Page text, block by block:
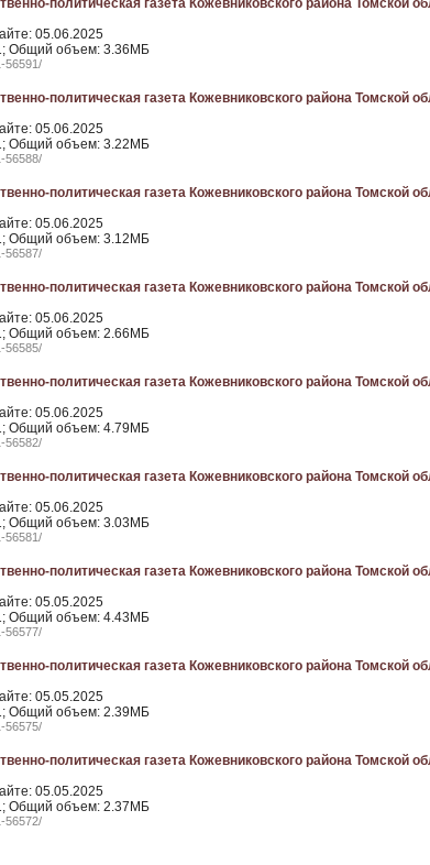
политическая газета Кожевниковского района Томской
05.06.2025
Общий объем: 3.36МБ
56591/
политическая газета Кожевниковского района Томской
05.06.2025
Общий объем: 3.22МБ
56588/
политическая газета Кожевниковского района Томской
05.06.2025
Общий объем: 3.12МБ
56587/
политическая газета Кожевниковского района Томской
05.06.2025
Общий объем: 2.66МБ
56585/
политическая газета Кожевниковского района Томской
05.06.2025
Общий объем: 4.79МБ
56582/
политическая газета Кожевниковского района Томской
05.06.2025
Общий объем: 3.03МБ
56581/
политическая газета Кожевниковского района Томской
05.05.2025
Общий объем: 4.43МБ
56577/
политическая газета Кожевниковского района Томской
05.05.2025
Общий объем: 2.39МБ
56575/
политическая газета Кожевниковского района Томской
05.05.2025
Общий объем: 2.37МБ
56572/